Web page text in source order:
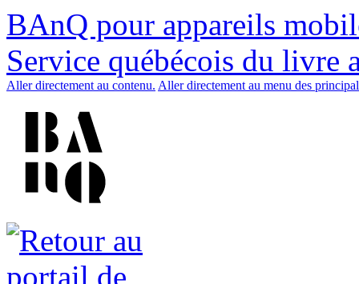
BAnQ pour appareils
Service québécois du livre
Aller directement au contenu. Aller directement au menu des